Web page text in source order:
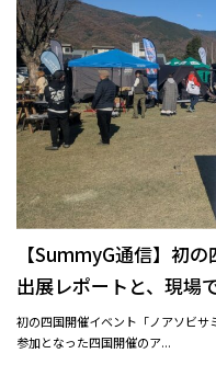
【SummyG通信】初
出展レポートと、現場
初の四国開催イベント「ノアソビサ
参加となった四国開催のア...